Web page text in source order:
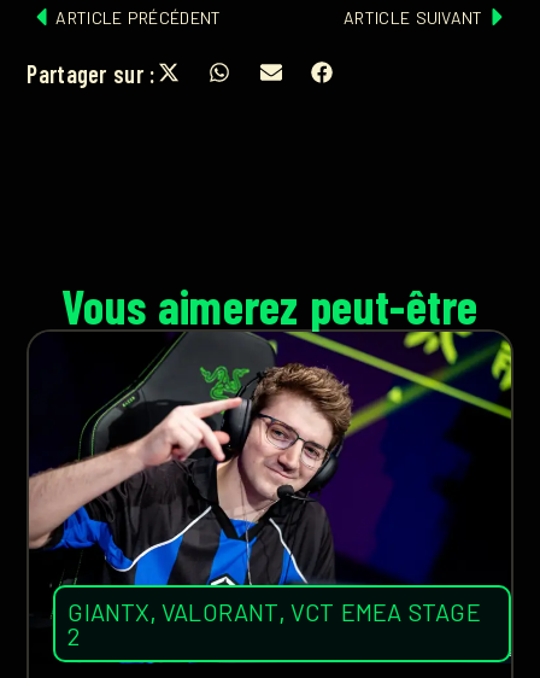
ARTICLE PRÉCÉDENT ARTICLE SUIVANT
Partager sur :
Vous aimerez peut-être
GIANTX, VALORANT,VCT EMEA STAGE
2